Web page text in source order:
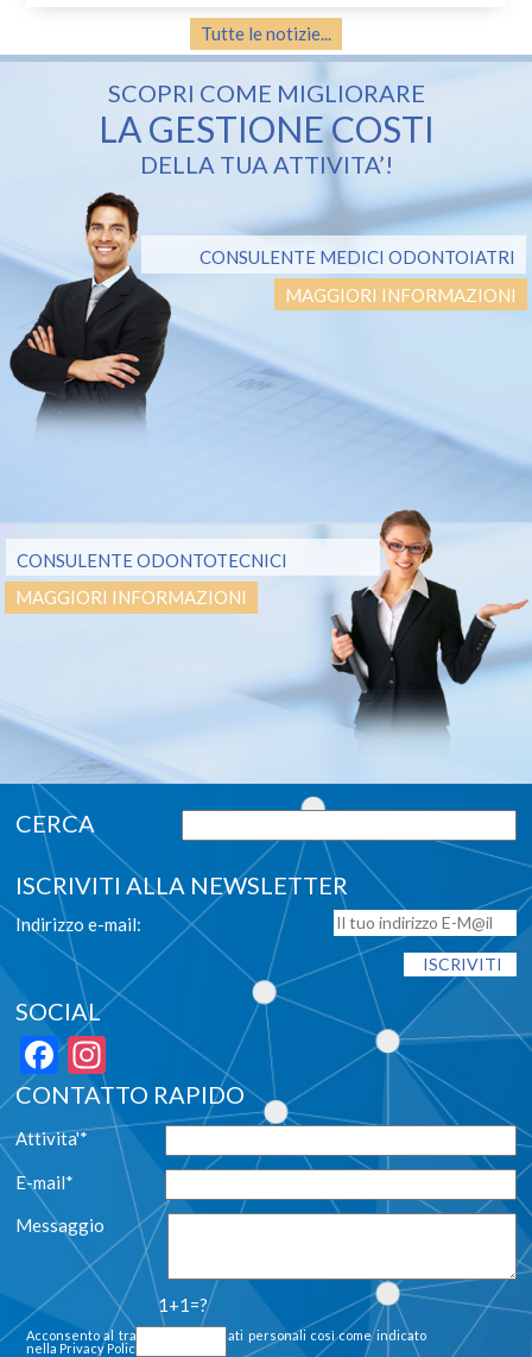
Tutte le notizie...
SCOPRI COME MIGLIORARE
LA GESTIONE COSTI
DELLA TUA ATTIVITA’!
CONSULENTE MEDICI ODONTOIATRI
MAGGIORI INFORMAZIONI
CONSULENTE ODONTOTECNICI
MAGGIORI INFORMAZIONI
ISCRIVITI ALLA NEWSLETTER
Indirizzo e-mail:
SOCIAL
Facebook
Instagram
CONTATTO RAPIDO
Attivita'*
E-mail*
Messaggio
1+1=?
Acconsento al trattamento dei dati personali così come indicato
nella Privacy Policy